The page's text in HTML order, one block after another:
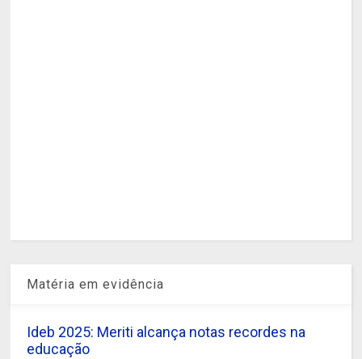
Matéria em evidência
Ideb 2025: Meriti alcança notas recordes na
educação